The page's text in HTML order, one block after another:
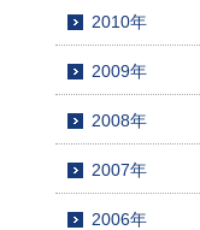
2010年
2009年
2008年
2007年
2006年